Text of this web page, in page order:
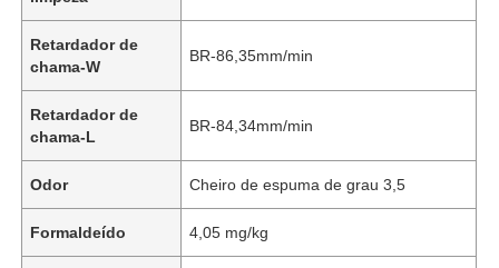
Controle de Qualidade
Contacte-nos
Notícias
Retardador de
chama-W
BR-86,35mm/min
Retardador de
chama-L
BR-84,34mm/min
Odor Cheiro de espuma de grau 3,5
Formaldeído 4,05 mg/kg